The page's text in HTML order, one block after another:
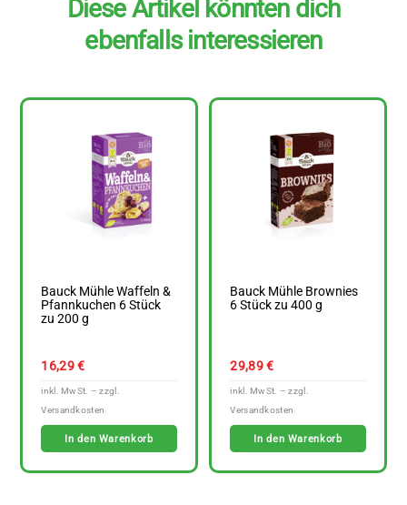
Diese Artikel könnten dich
ebenfalls interessieren
Bauck Mühle Waffeln &
Pfannkuchen 6 Stück
zu 200 g
16,29€
In den Warenkorb
Bauck Mühle Brownies
6 Stück zu 400 g
29,89€
In den Warenkorb